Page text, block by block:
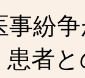
紛
者